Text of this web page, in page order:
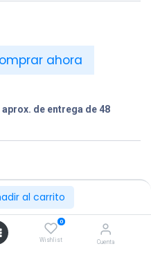
al carrito
0
Wishlist Cuenta
ahora
de entrega de 48
Entrega
gratuita en